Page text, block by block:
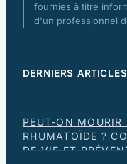
fournies à titre
d'un professionnel
DERNIERS ARTICLES
PEUT-ON MOURIR
RHUMATOÏDE ?
DE VIE ET